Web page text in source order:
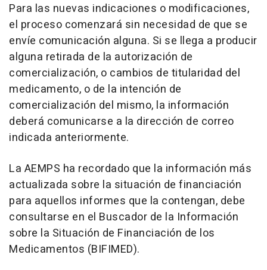
Para las nuevas indicaciones o modificaciones,
el proceso comenzará sin necesidad de que se
envíe comunicación alguna. Si se llega a producir
alguna retirada de la autorización de
comercialización, o cambios de titularidad del
medicamento, o de la intención de
comercialización del mismo, la información
deberá comunicarse a la dirección de correo
indicada anteriormente.
La AEMPS ha recordado que la información más
actualizada sobre la situación de financiación
para aquellos informes que la contengan, debe
consultarse en el Buscador de la Información
sobre la Situación de Financiación de los
Medicamentos (BIFIMED).